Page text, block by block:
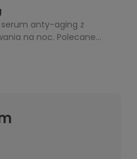
anty-aging z
na noc. Polecane